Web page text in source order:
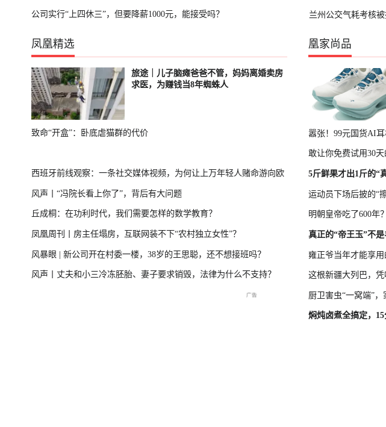
公司实行“上四休三”，但要降薪1000元，能接受吗？ 兰州公交气耗考核
凤凰精选
旅途｜儿子脑瘫爸爸不管，妈妈离婚卖房
求医，为赚钱当8年蜘蛛人
致命“开盒”：卧底虐猫群的代价
西班牙前线观察：一条社交媒体视频，为何让上万年轻人赌命游向欧
洲？
风声丨“冯院长看上你了”，背后有大问题
丘成桐：在功利时代，我们需要怎样的数学教育？
凤凰周刊丨房主任塌房，互联网装不下“农村独立女性”？
风暴眼 | 新公司开在村委一楼，38岁的王思聪，还不想接班吗？
风声丨丈夫和小三冷冻胚胎、妻子要求销毁，法律为什么不支持？
凰家尚品
嚣张！99元国货AI
敢让你免费试用30
5斤鲜果才出1斤的“
运动员下场后披的“
明朝皇帝吃了600年
真正的“帝王玉”不是
雍正爷当年才能享
这根新疆大列巴，凭
厨卫害虫“一窝端”
焖炖卤煮全搞定，
已结束
交流现场
年大会特别报道
轮播中
播
经济运行情况